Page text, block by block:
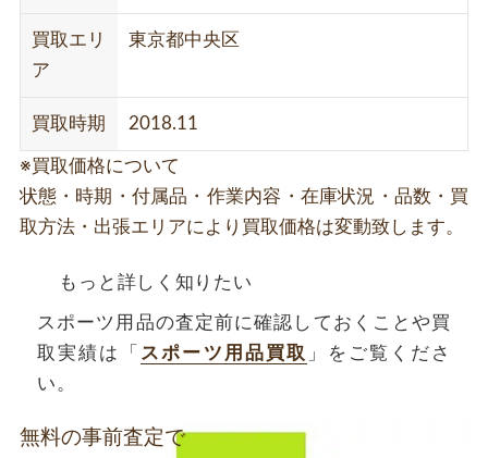
買取エリ
ア
東京都中央区
買取時期 2018.11
※買取価格について
状態・時期・付属品・作業内容・在庫状況・品数・買
取方法・出張エリアにより買取価格は変動致します。
もっと詳しく知りたい
スポーツ用品の査定前に確認しておくことや買
取実績は「 スポーツ用品買取 」をご覧くださ
い。
無料の事前査定で